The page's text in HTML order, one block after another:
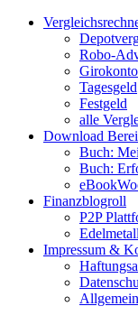
Zum
Facebook
Twitter
Instagram
Pinterest
YouTube
Robo-
Girokonto
Tagesgeld
Festgeld
alle
Download
Buch:
Buch:
Finanzblogroll
P2P
Impressum &